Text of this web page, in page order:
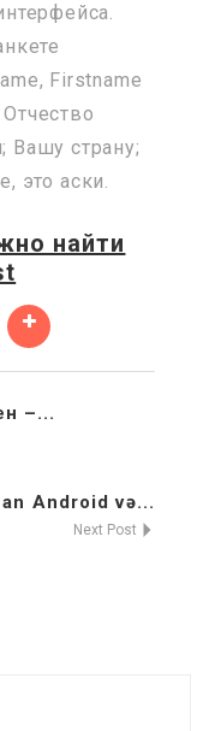
Firstname
Вашу страну;
это аски.
найти
–...
Android və...
Next Post